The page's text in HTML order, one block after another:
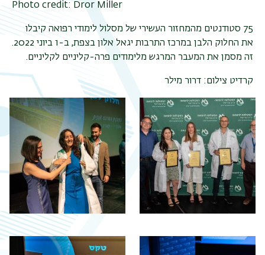
Photo credit: Dror Miller
75 סטודנטים מהמחזור העשירי של מסלול לימודי רפואה קיבלו
את החלוק הלבן במרכז התרבות יגאל אלון בצפת, ב-1 ביוני 2022.
זה מסמן את המעבר המרגש מלימודים פרה-קליניים לקליניים.
קרדיט צילום: דרור מילר